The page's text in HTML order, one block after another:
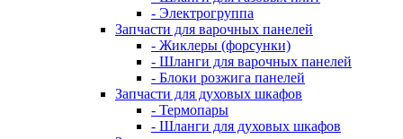
- Электрогруппа
Запчасти для варочных панелей
- Жиклеры (форсунки)
- Шланги для варочных панелей
- Блоки розжига панелей
Запчасти для духовых шкафов
- Термопары
- Шланги для духовых шкафов